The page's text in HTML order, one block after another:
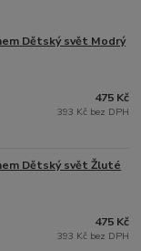
Dětský svět Modrý
475 Kč
393 Kč bez DPH
Dětský svět Žluté
475 Kč
393 Kč bez DPH